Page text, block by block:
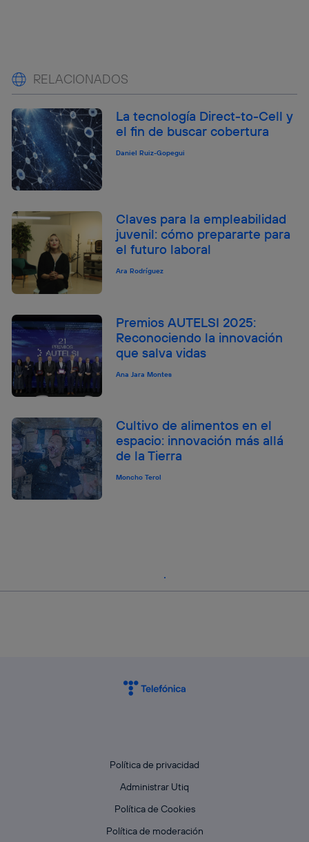
RELACIONADOS
La tecnología Direct-to-Cell y
el fin de buscar cobertura
Daniel Ruiz-Gopegui
Claves para la empleabilidad
juvenil: cómo prepararte para
el futuro laboral
Ara Rodríguez
Premios AUTELSI 2025:
Reconociendo la innovación
que salva vidas
Ana Jara Montes
Cultivo de alimentos en el
espacio: innovación más allá
de la Tierra
Moncho Terol
Política de privacidad
Administrar Utiq
Política de Cookies
Política de moderación